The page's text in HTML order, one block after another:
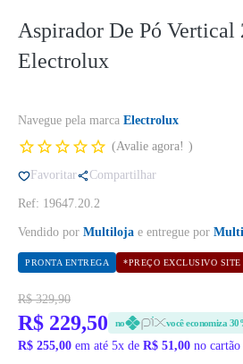
Aspirador De Pó Vertical
Electrolux
Navegue pela marca Electrolux
Avalie agora!
Favoritar Compartilhar
Ref: 19647.20.2
Vendido por Multiloja e entregue por
PRONTA ENTREGA *PREÇO EXCLUSIVO SITE
R$ 329,90
R$ 229,50 no você economiza
R$ 255,00 em até 5x de R$ 51,00 no